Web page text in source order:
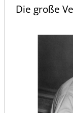
Die große